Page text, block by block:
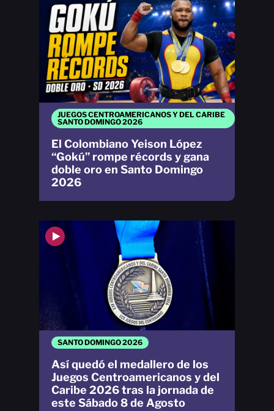
SANTO DOMINGO 2026
Así quedó el medallero de los
Juegos Centroamericanos y del
Caribe 2026 tras la jornada de
este Sábado 8 de Agosto
JUEGOS CENTROAMERICANOS Y DEL CARIBE
SANTO DOMINGO 2026
El Colombiano Yeison López
“Gokú” rompe récords y gana
doble oro en Santo Domingo
2026